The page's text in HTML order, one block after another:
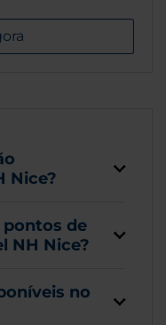
Nice?
pontos de
NH Nice?
no